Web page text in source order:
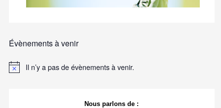
Évènements à venir
Il n’y a pas de évènements à venir.
Nous parlons de :